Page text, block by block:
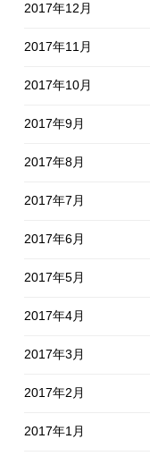
2017年12月
2017年11月
2017年10月
2017年9月
2017年8月
2017年7月
2017年6月
2017年5月
2017年4月
2017年3月
2017年2月
2017年1月